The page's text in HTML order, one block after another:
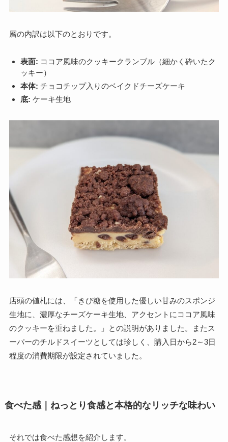
層の内訳は以下のとおりです。
表面: ココア風味のクッキークランブル（細かく砕いたク
ッキー）
本体: チョコチップ入りのベイクドチーズケーキ
底: ケーキ生地
店頭の値札には、「きび糖を使用した優しい甘みのスポンジ
生地に、濃厚なチーズケーキ生地、アクセントにココア風味
のクッキーを重ねました。」との説明がありました。またス
ーパーのチルドスイーツとしては珍しく、購入日から2～3日
程度の消費期限が設定されていました。
食べた感｜ねっとり食感と本格的なリッチな味わい
それでは食べた感想を紹介します。